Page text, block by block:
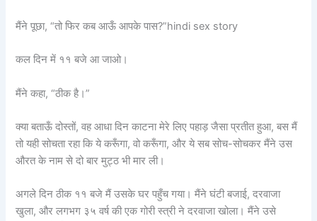
मैंने पूछा, “तो फिर कब आऊँ आपके पास?”hindi sex story
कल दिन में ११ बजे आ जाओ।
मैंने कहा, “ठीक है।”
क्या बताऊँ दोस्तों, वह आधा दिन काटना मेरे लिए पहाड़ जैसा प्रतीत हुआ, बस मैं
तो यही सोचता रहा कि ये करूँगा, वो करूँगा, और ये सब सोच-सोचकर मैंने उस
औरत के नाम से दो बार मुट्ठ भी मार ली।
अगले दिन ठीक ११ बजे मैं उसके घर पहुँच गया। मैंने घंटी बजाई, दरवाजा
खुला, और लगभग ३५ वर्ष की एक गोरी स्त्री ने दरवाजा खोला। मैंने उसे